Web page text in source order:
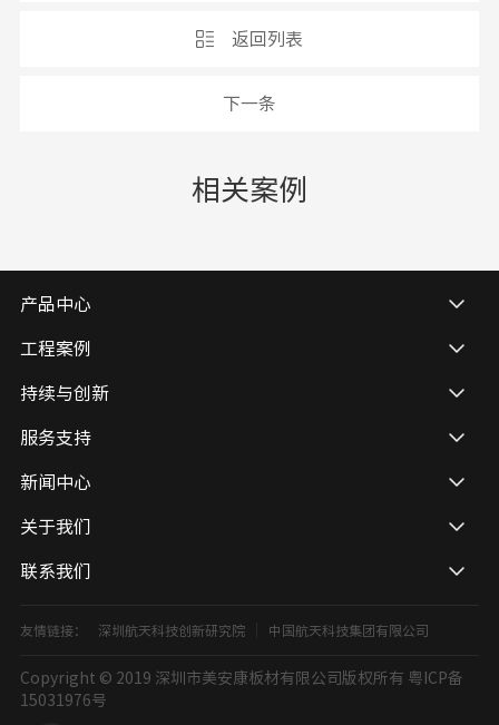
返回列表
下一条
相关案例
产品中心
工程案例
持续与创新
服务支持
新闻中心
关于我们
联系我们
友情链接： 深圳航天科技创新研究院 中国航天科技集团有限公司
Copyright © 2019 深圳市美安康板材有限公司版权所有 粤ICP备
15031976号